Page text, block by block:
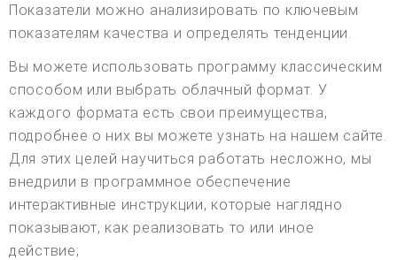
Показатели можно анализировать по ключевым
показателям качества и определять тенденции.
Вы можете использовать программу классическим
способом или выбрать облачный формат. У
каждого формата есть свои преимущества,
подробнее о них вы можете узнать на нашем сайте.
Для этих целей научиться работать несложно, мы
внедрили в программное обеспечение
интерактивные инструкции, которые наглядно
показывают, как реализовать то или иное
действие;